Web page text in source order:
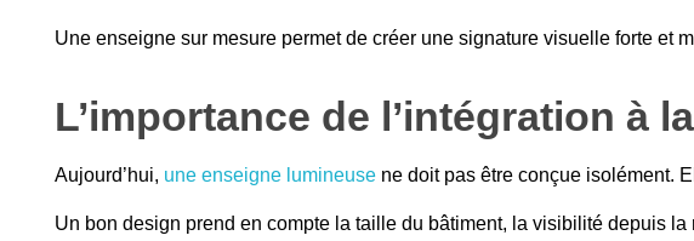
Une enseigne sur mesure permet de créer une signature visuelle forte et
L’importance de l’intégration à
Aujourd’hui, une enseigne lumineuse ne doit pas être conçue isolément.
Un bon design prend en compte la taille du bâtiment, la visibilité depuis